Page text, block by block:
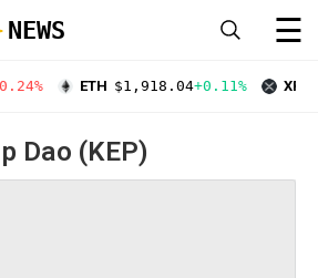
NEWS ☰
ETH $1,918.04+0.11% XRP
Dao (KEP)